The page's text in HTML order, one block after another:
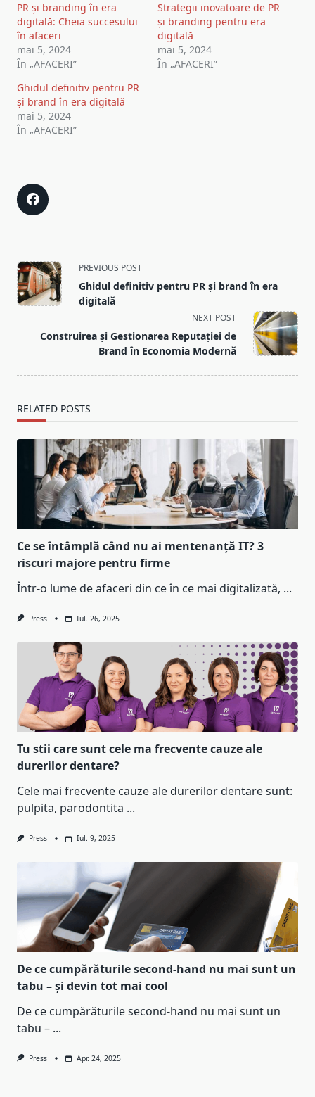
PR și branding în era
digitală: Cheia succesului
în afaceri
mai 5, 2024
În „AFACERI”
Strategii inovatoare de PR
și branding pentru era
digitală
mai 5, 2024
În „AFACERI”
Ghidul definitiv pentru PR
și brand în era digitală
mai 5, 2024
În „AFACERI”
<span
class="nav-
subtitle
reader-
text">Page</span>
PREVIOUS POST
Ghidul definitiv pentru PR și brand în era
digitală
NEXT POST
Construirea și Gestionarea Reputației de
Brand în Economia Modernă
RELATED POSTS
Ce se întâmplă când nu ai mentenanță IT? 3
riscuri majore pentru firme
Într-o lume de afaceri din ce în ce mai digitalizată, ...
Press Iul. 26, 2025
Tu stii care sunt cele ma frecvente cauze ale
durerilor dentare?
Cele mai frecvente cauze ale durerilor dentare sunt:
pulpita, parodontita ...
Press Iul. 9, 2025
De ce cumpărăturile second-hand nu mai sunt un
tabu – și devin tot mai cool
De ce cumpărăturile second-hand nu mai sunt un
tabu – ...
Press Apr. 24, 2025